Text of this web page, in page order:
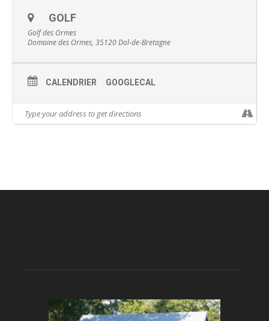
GOLF
Golf des Ormes
Domaine des Ormes, 35120 Dol-de-Bretagne
CALENDRIER GOOGLECAL